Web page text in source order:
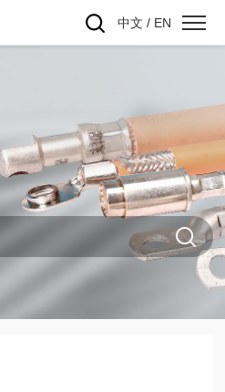
中文 / EN